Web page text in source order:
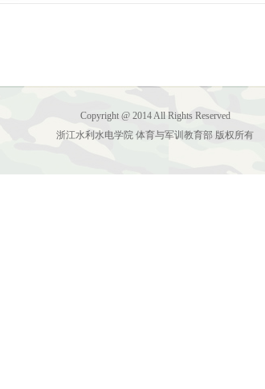
Copyright @ 2014 All Rights Reserved
浙江水利水电学院 体育与军训教育部 版权所有